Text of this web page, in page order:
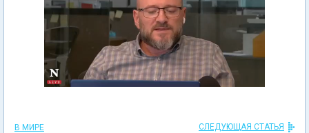
В МИРЕ СЛЕДУЮЩАЯ СТАТЬЯ